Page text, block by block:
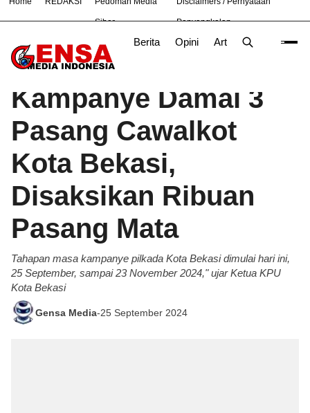
Siber Penyangkalan
Berita Opini Artikel
# Nasional News TNI
Beranda/Berita
Kampanye Damai 3
Pasang Cawalkot
Kota Bekasi,
Disaksikan Ribuan
Pasang Mata
Tahapan masa kampanye pilkada Kota Bekasi dimulai hari ini,
25 September, sampai 23 November 2024," ujar Ketua KPU
Kota Bekasi
Gensa Media-25 September 2024